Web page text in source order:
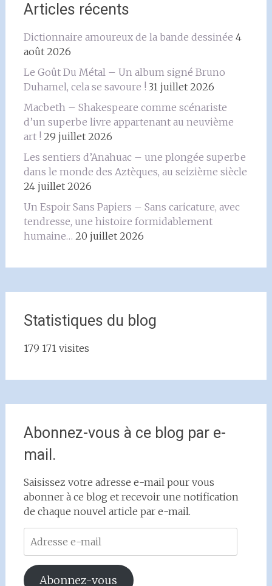
Articles récents
Dictionnaire amoureux de la bande dessinée 4
août 2026
Le Goût Du Métal – Un album signé Bruno
Duhamel, cela se savoure ! 31 juillet 2026
Macbeth – Shakespeare comme scénariste
d’un superbe livre appartenant au neuvième
art ! 29 juillet 2026
Les sentiers d’Anahuac – une plongée superbe
dans le monde des Aztèques, au seizième siècle
24 juillet 2026
Un Espoir Sans Papiers – Sans caricature, avec
tendresse, une histoire formidablement
humaine… 20 juillet 2026
Statistiques du blog
179 171 visites
Abonnez-vous à ce blog par e-
mail.
Saisissez votre adresse e-mail pour vous
abonner à ce blog et recevoir une notification
de chaque nouvel article par e-mail.
Adresse
e-
mail
Abonnez-vous